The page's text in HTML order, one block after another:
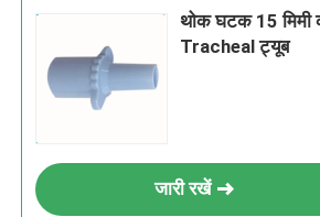
थोक घटक 15 मिमी
Tracheal ट्यूब
जारी रखें